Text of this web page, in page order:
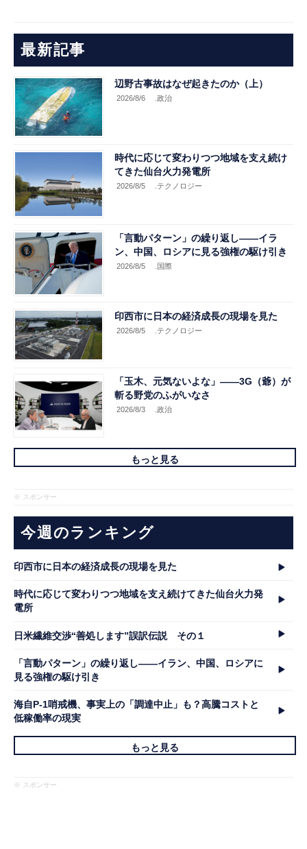
最新記事
辺野古事故はなぜ起きたのか（上）
2026/8/6 .政治
時代に応じて変わりつつ地域を支え続け
てきた仙台火力発電所
2026/8/5 .テクノロジー
「言動パターン」の繰り返し――イラ
ン、中国、ロシアに見る強権の駆け引き
2026/8/5 .国際
印西市に日本の経済成長の現場を見た
2026/8/5 .テクノロジー
「玉木、元気ないよな」――3G（爺）が
斬る野党のふがいなさ
2026/8/3 .政治
もっと見る
※ スポンサー
今週のランキング
印西市に日本の経済成長の現場を見た
時代に応じて変わりつつ地域を支え続けてきた仙台火力発
電所
日米繊維交渉“善処します”誤訳伝説 その１
「言動パターン」の繰り返し――イラン、中国、ロシアに
見る強権の駆け引き
海自P-1哨戒機、事実上の「調達中止」も？高騰コストと
低稼働率の現実
もっと見る
※ スポンサー